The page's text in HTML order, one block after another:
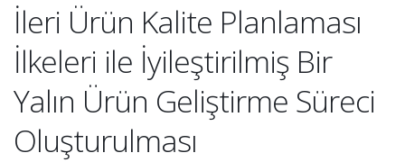
İleri Ürün Kalite Planlaması
İlkeleri ile İyileştirilmiş Bir
Yalın Ürün Geliştirme Süreci
Oluşturulması